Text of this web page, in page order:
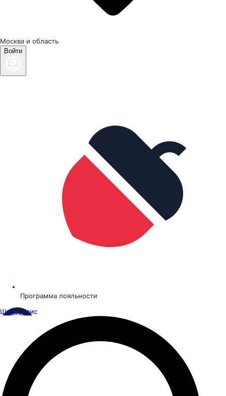
Москва и область
Войти
Программа лояльности
Шинсервис